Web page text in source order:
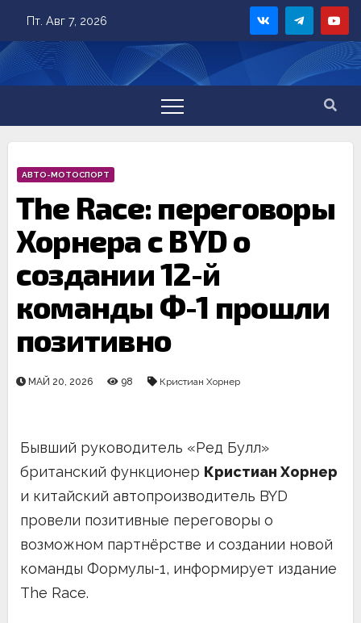
content
Пт. Авг 7, 2026
АВТО-МОТОСПОРТ
The Race: переговоры
Хорнера с BYD о
создании 12-й
команды Ф-1 прошли
позитивно
МАЙ 20, 2026 98 Кристиан Хорнер
Бывший руководитель «Ред Булл»
британский функционер Кристиан Хорнер
и китайский автопроизводитель BYD
провели позитивные переговоры о
возможном партнёрстве и создании новой
команды Формулы-1, информирует издание
The Race.